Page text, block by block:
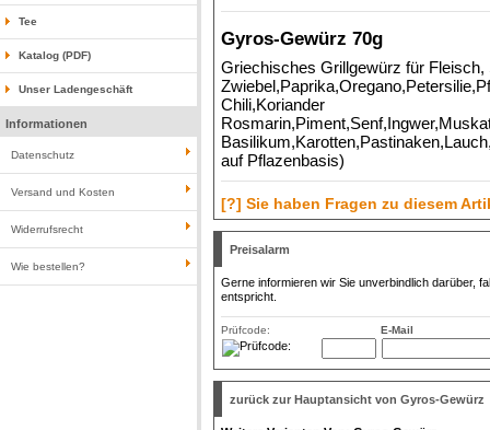
Tee
Katalog (PDF)
Unser Ladengeschäft
Informationen
Datenschutz
Versand und Kosten
Widerrufsrecht
Wie bestellen?
Gyros-Gewürz 70g
Griechisches Grillgewürz für
Chili,Koriander
auf Pflazenbasis)
[?] Sie haben Fragen zu diesem
Preisalarm
Gerne informieren wir Sie unverbindlich darüber,
entspricht.
Prüfcode: E-Mail
zurück zur Hauptansicht von Gyros-Gewürz